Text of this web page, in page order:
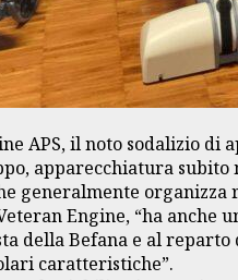
APS, il noto sodalizio di
apparecchiatura
generalmente
Engine, “ha anche
della Befana e al
caratteristiche”.